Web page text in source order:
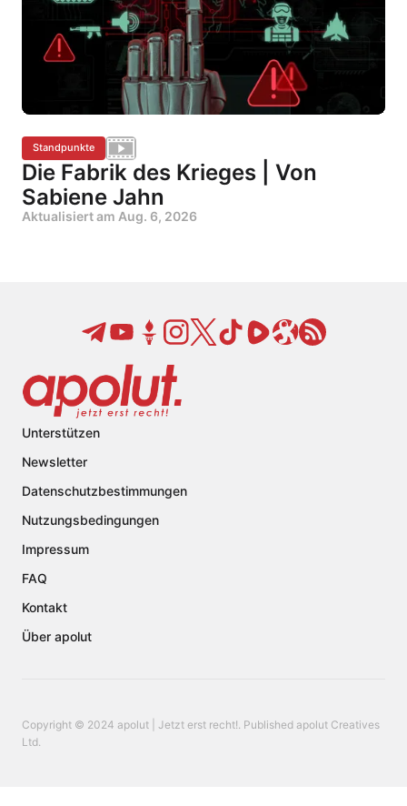
Standpunkte
Die Fabrik des Krieges | Von
Sabiene Jahn
Aktualisiert am Aug. 6, 2026
Unterstützen
Newsletter
Datenschutzbestimmungen
Nutzungsbedingungen
Impressum
FAQ
Kontakt
Über apolut
Copyright © 2024 apolut | Jetzt erst recht!. Published apolut Creatives
Ltd.